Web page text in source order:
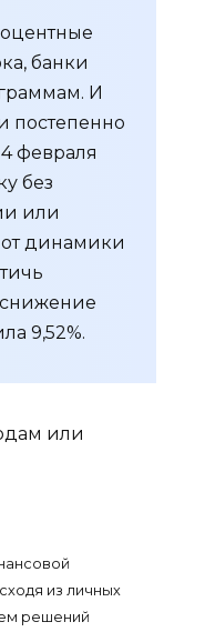
банки
И
постепенно
февраля
без
или
динамики
9,52%.
или
из личных
решений